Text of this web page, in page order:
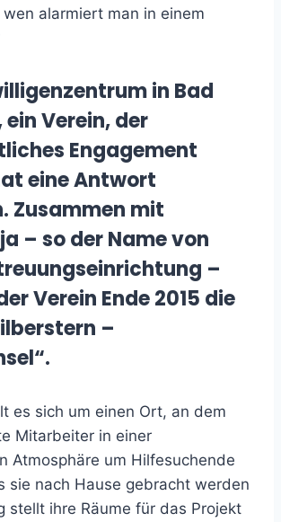
alarmiert man in einem
in Bad
ein Verein, der
Engagement
eine Antwort
Zusammen mit
– so der Name von
–
Verein Ende 2015 die
–
es sich um einen Ort, an dem
Mitarbeiter in einer
Atmosphäre um Hilfesuchende
sie nach Hause gebracht werden
stellt ihre Räume für das Projekt